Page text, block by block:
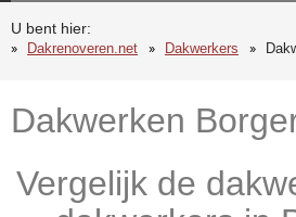
U bent hier:
Dakrenoveren.net
Dakwerkers
Dakwerken
Vergelijk de